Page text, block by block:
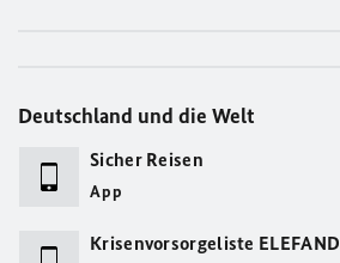
Deutschland und die Welt
Sicher Reisen
App
Krisenvorsorgeliste ELEFAND